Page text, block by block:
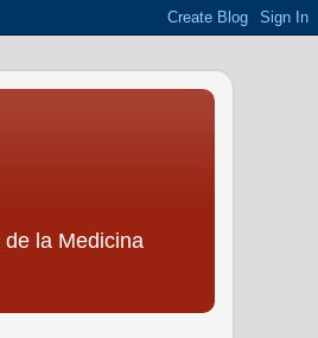
la Medicina